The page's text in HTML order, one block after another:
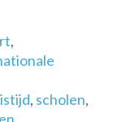
,
, scholen,